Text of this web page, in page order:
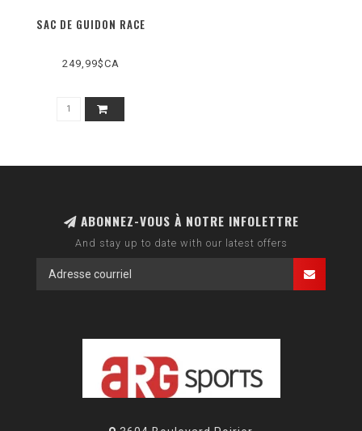
SAC DE GUIDON RACE
249,99$CA
ABONNEZ-VOUS À NOTRE INFOLETTRE
And stay up to date with our latest offers